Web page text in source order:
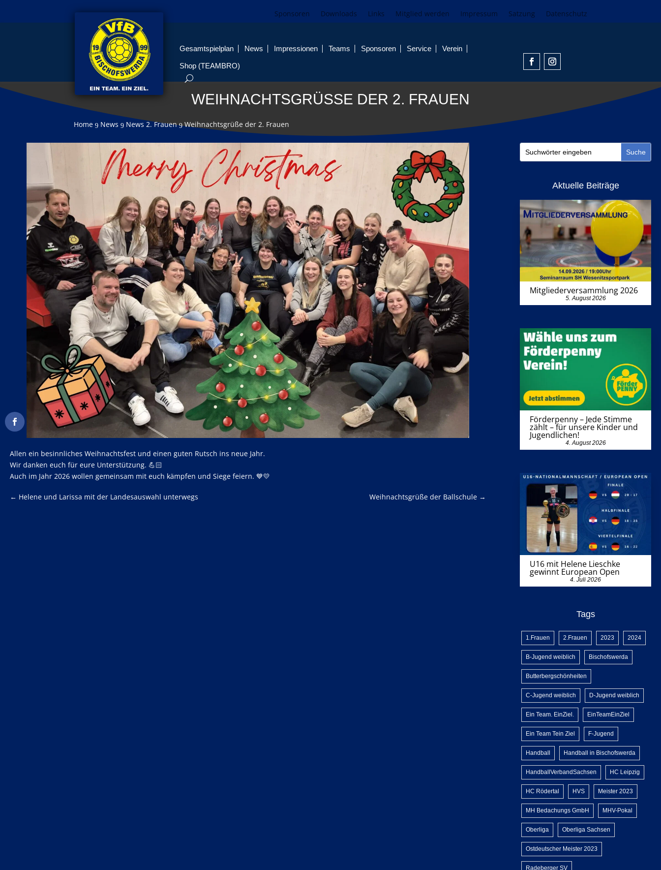
Sponsoren Downloads Links Mitglied werden Impressum Satzung Datenschutz
Gesamtspielplan News Impressionen Teams Sponsoren Service Verein
Shop (TEAMBRO)
WEIHNACHTSGRÜSSE DER 2. FRAUEN
Home 9 News 9 News 2. Frauen 9 Weihnachtsgrüße der 2. Frauen
Allen ein besinnliches Weihnachtsfest und einen guten Rutsch ins neue Jahr.
Wir danken euch für eure Unterstützung. 💪🏻
Auch im Jahr 2026 wollen gemeinsam mit euch kämpfen und Siege feiern. 💙💛
← Helene und Larissa mit der Landesauswahl unterwegs Weihnachtsgrüße der Ballschule →
Aktuelle Beiträge
Mitgliederversammlung 2026
5. August 2026
Förderpenny – Jede Stimme
zählt – für unsere Kinder und
Jugendlichen!
4. August 2026
U16 mit Helene Lieschke
gewinnt European Open
4. Juli 2026
Tags
1.Frauen 2.Frauen 2023 2024
B-Jugend weiblich Bischofswerda
Butterbergschönheiten
C-Jugend weiblich D-Jugend weiblich
Ein Team. EinZiel. EinTeamEinZiel
Ein Team Tein Ziel F-Jugend
Handball Handball in Bischofswerda
HandballVerbandSachsen HC Leipzig
HC Rödertal HVS Meister 2023
MH Bedachungs GmbH MHV-Pokal
Oberliga Oberliga Sachsen
Ostdeutscher Meister 2023
Radeberger SV